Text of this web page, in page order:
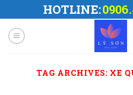
to
content
HOTLINE:
TAG ARCHIVES: XE